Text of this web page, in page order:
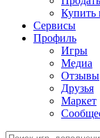
Купить
Сервисы
Профиль
Игры
Медиа
Отзывы
Друзья
Маркет